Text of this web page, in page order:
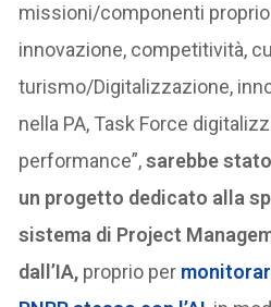
missioni/componenti proprio
innovazione, competitività,
turismo/Digitalizzazione,
nella PA, Task Force
performance”,sarebbe
un progetto dedicato alla
sistema di Project
dall’IA, proprio per